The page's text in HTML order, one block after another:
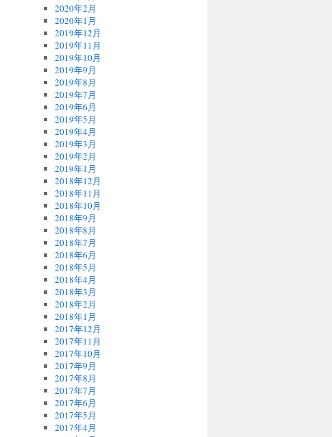
2020年2月
2020年1月
2019年12月
2019年11月
2019年10月
2019年9月
2019年8月
2019年7月
2019年6月
2019年5月
2019年4月
2019年3月
2019年2月
2019年1月
2018年12月
2018年11月
2018年10月
2018年9月
2018年8月
2018年7月
2018年6月
2018年5月
2018年4月
2018年3月
2018年2月
2018年1月
2017年12月
2017年11月
2017年10月
2017年9月
2017年8月
2017年7月
2017年6月
2017年5月
2017年4月